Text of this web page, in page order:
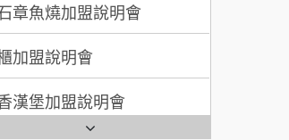
徵SPA美容芳療師
。早午食加盟說明會
火鍋加盟說明會
加盟說明會
漢堡加盟說明會